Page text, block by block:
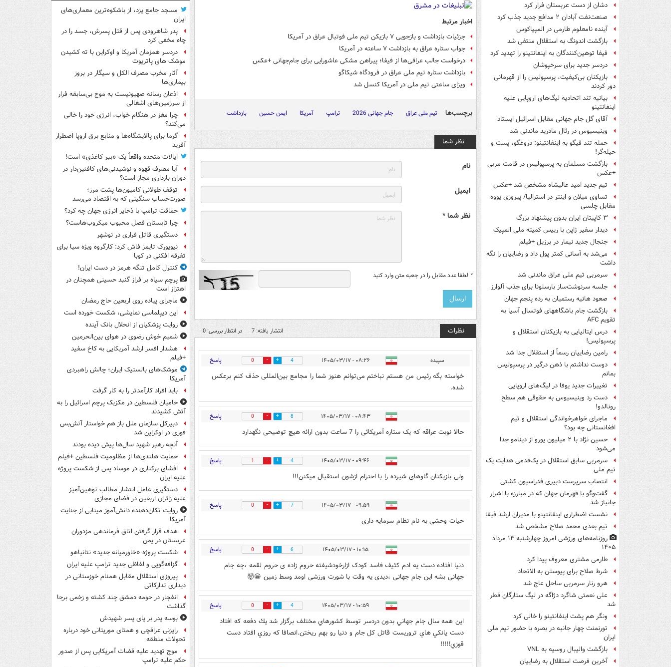
دشان از دست عربستان فرار کرد
صنعت‌نفت آبادان ۲ مدافع جدید جذب کرد
آینده نامعلوم طارمی در المپیاکوس
بازگشت اندونگ به استقلال منتفی شد
فیفا توهین‌کنندگان به اینفانتینو را تهدید کرد
دردسر جدید برای سرخپوشان
بازیکنان بی‌کیفیت، پرسپولیس را از قهرمانی
دور کردند
بیانیه تند اتحادیه لیگ‌های اروپایی علیه
اینفانتینو
آقای گل جام جهانی مقابل اسرائیل ایستاد
وینیسیوس در رئال مادرید ماندنی شد
حمله تند فیگو به اینفانتینو: دروغگو، پَست‌ و
حیله‌گر!
بازگشت مسلمان به پرسپولیس در قامت مربی
+عکس
تیم جدید امید عالیشاه مشخص شد +عکس
تساوی میلان و اینتر در استرالیا/ پیروزی یووه
مقابل چلسی
۳ کاپیتان ایران بدون پیشنهاد بزرگ
دیدار سفیر ژاپن با رییس کمیته ملی المپیک
جنجال جدید نیمار در برزیل +فیلم
می‌شد به آسانی کمتر پول داد و رضاییان را نگه
داشت
سرمربی تیم ملی عراق ماندنی شد
جلسه سرنوشت‌ساز بارسلونا برای جذب آلوارز
صعود هانیه رستمیان به رده پنجم جهان
بازگشت جام باشگاههای فوتسال آسیا به
تقویم AFC
درس ایتالیایی‌ به بازیکنان استقلال و
پرسپولیس!
رامین رضاییان رسماً از استقلال جدا شد
دوست نداشتم با ذهن درگیر در پرسپولیس
بمانم
تغییرات جدید یوفا در لیگ‌های اروپایی
دست رد وینیسیوس به حقوقی هم سطح
رونالدو!
ماجرای خواهرخواندگی استقلال و تیم
افغانستانی چه بود؟
حسین نژاد با ۲ میلیون یورو از دینامو جدا
می‌شود
سرمربی سابق استقلال در یک‌قدمی هدایت یک
تیم ملی
انتصاب سرپرست دبیری فدراسیون کشتی
گفت‌وگو با قهرمان جهان که در مبارزه با اشرار
جانباز شد
نشست اضطراری اینفانتینو با مدیران ارشد فیفا
تیم بعدی محمد صلاح مشخص شد
روزنامه‌های ورزشی امروز چهارشنبه ۱۴ مرداد
۱۴۰۵
طارمی مشتری معروف پیدا کرد
شرط صلاح برای پیوستن به الاتحاد
هرو رنار سرمربی ساحل عاج شد
علی نعمتی شاگرد دژاگه در لیگ ستارگان قطر
شد
ونگر هم پشت اینفانتینو را خالی کرد
تورنمنت چهار جانبه در بصره با حضور تیم ملی
ایران
بازگشت والیبال روسیه به VNL
آخرین فرصت استقلال به رضاییان
اخبار مرتبط
جزئیات بازداشت و بازجویی ۷ بازیکن تیم ملی فوتبال عراق در آمریکا
جواب ستاره عراق به بازداشت ۷ ساعته در آمریکا
درخواست جالب عراقی‌ها از فیفا؛ پیراهن مشکی عاشورایی برای جام‌جهانی +عکس
بازداشت ستاره تیم ملی عراق در فرودگاه شیکاگو
ویزای ساعتی تیم ملی در آمریکا کنسل شد
برچسب‌ها تیم ملی عراق جام جهانی 2026 ترامپ آمریکا ایمن حسین بازداشت
نظر شما
نام
ایمیل
نظر شما *
* لطفا عدد مقابل را در جعبه متن وارد کنید
نظرات انتشار یافته: 7 در انتظار بررسی: 0
سپیده ۰۸:۲۶ - ۱۴۰۵/۰۳/۱۷ 4
0 پاسخ
خواسته بگه رئیس من هستم نباختم می‌توانم هنوز شما را مجامع بین‌المللی حذف کنم برعکس
شده.
۰۸:۴۳ - ۱۴۰۵/۰۳/۱۷ 8
0 پاسخ
حالا نوبت عراقه که یک ستاره آمریکائی را 7 ساعت بدون ارائه هیچ توضیحی نگهدارد
۰۹:۴۶ - ۱۴۰۵/۰۳/۱۷ 4
1 پاسخ
ولی بازیکنان گاوهای شیرده را با احترام ازشون استقبال میکنن!!!
۰۹:۵۹ - ۱۴۰۵/۰۳/۱۷ 7
0 پاسخ
حیات وحشی به نام نظام سرمایه داری
۱۰:۱۵ - ۱۴۰۵/۰۳/۱۷ 6
0 پاسخ
دنیا افتاده دست یه ادم کثیف فاسد کودک ازارخودشیفته حروم زاده ی حروم لقمه ،چه جام
جهانی بشه این جام جهانی ،دیدی یه وقت با شورت ورزشی اومد وسط زمین 😁🤯
۱۰:۵۹ - ۱۴۰۵/۰۳/۱۷ 4
0 پاسخ
اين همه سال جام جهاني بدون دردسر توسط كشورهاي مختلف برگزار شد يك دفعه كه افتاد
دست يانكي هاي تروريست قاتل كل جام و دنيا رو بهم ريختن.انصافا كه روزي افتاد دست
قوزي!!!!!
مسجد جامع یزد، از باشکوه‌ترین معماری‌های
ایران
پدر شاهرودی پس از قتل پسرش، جسد را در
چاه مخفی کرد
دردسر همزمان آمریکا و اوکراین با ته کشیدن
موشک های پاتریوت
آثار مخرب مصرف الکل و سیگار در بروز
بیماری‌ها
اذعان رسانه صهیونیست به موج بی‌سابقه فرار
از سرزمین‌های اشغالی
چرا مغز در هنگام خواب، انرژی خود را خالی
می‌کند؟
گرما برای پالایشگاه‌ها و منابع برق اروپا اضطرار
آفرید
ایالات متحده واقعاً یک «ببر کاغذی» است!
آیا مصرف قهوه و نوشیدنی‌های کافئین‌دار در
دوران بارداری مجاز است؟
توقف طولانی کامیون‌ها پشت مرز؛
صورت‌حساب سنگینی که به اقتصاد می‌رسد
حماقت ترامپ با ذخایر انرژی جهان چه کرد؟
چرا تابستان فصل محبوب میکروب‌هاست؟
دستگیری قاتل فراری در نوشهر
نیویورک تایمز فاش کرد: کارگروه ویژه سیا برای
تفرقه افکنی در کوبا
کنترل کامل تنگه هرمز در دست ایران!
پرچم سیاه بر فراز گنبد حسینی همچنان در
اهتزاز است
ماجرای پیاده روی اربعین حاج رمضان
این دیپلماسی نمایشی، شکست خورده است
روایت پزشکیان از انحلال بانک آینده
شمیم خوش رضوی در هوای بین‌الحرمین
هشدار افسر ارشد آمریکایی به کاخ سفید
+فیلم
موشک‌های بالستیک ایران؛ چالش راهبردی
آمریکا
باید افراد کارآمدتر را به کار گرفت
حامیان فلسطین در مکزیک پرچم اسرائیل را به
آتش کشیدند
دبیرکل سازمان ملل باز هم خواستار آتش‌بس
فوری در اوکراین شد
آنچه رهبر شهید سال‌ها پیش دیده بودند
حمایت هلندی‌ها از مظلومیت فلسطین +فیلم
افشای برکناری در موساد پس از شکست پروژه
علیه ایران
دستگیری عامل انتشار مطالب توهین‌آمیز
علیه زائران اربعین در فضای مجازی
روایت تکان‌دهنده دانش‌آموز مینابی از جنایت
آمریکا
هدف قرار گرفتن اتاق‌ فرماندهی مزدوران
عربستان در یمن
شکست پروژه «خاورمیانه جدید» نتانیاهو
گزافه‌گویی و لفاظی جدید ترامپ علیه ایران
پیروزی استقلال مقابل همنام خوزستانی در
دیداری تدارکاتی
انفجار در حومه دمشق چند کشته و زخمی برجا
گذاشت
بوسه‌ پدر بر پای پسر شهیدش
رایزنی عراقچی و همتای موریتانی خود درباره
تحولات منطقه
موج تهدید علیه قضات آمریکایی پس از صدور
حکم علیه ترامپ